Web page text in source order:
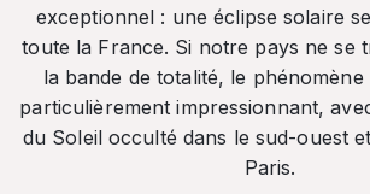
exceptionnel : une éclipse solaire
toute la France. Si notre pays ne se
la bande de totalité, le
particulièrement impressionnant,
du Soleil occulté dans le sud-ouest
Paris.